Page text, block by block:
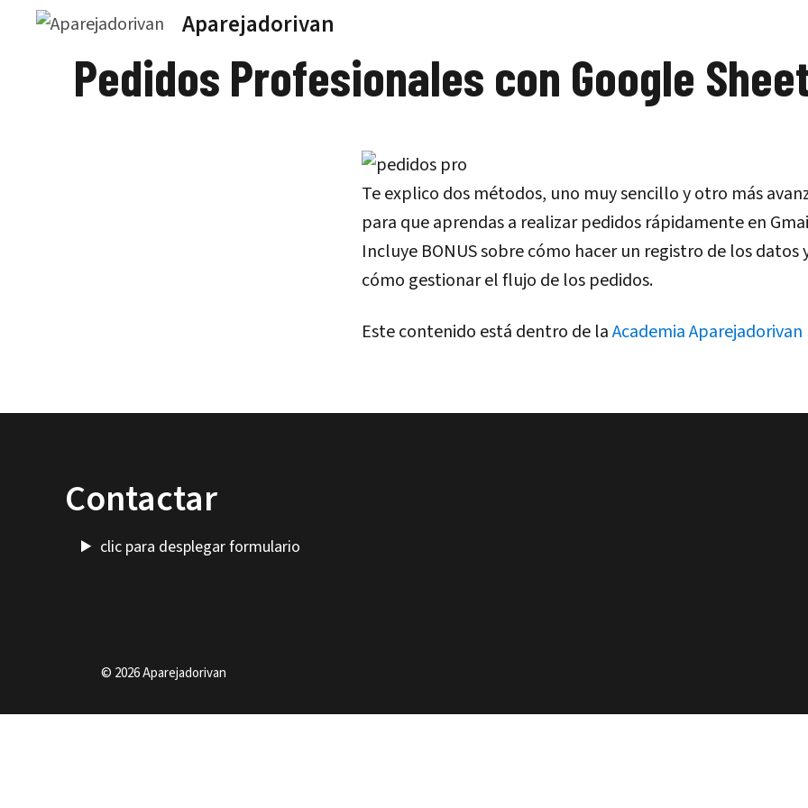
Saltar
Aparejadorivan
Pedidos Profesionales con Google
Te explico dos métodos, uno muy sencillo y otro más
para que aprendas a realizar pedidos rápidamente en
Incluye BONUS sobre cómo hacer un registro de los datos
cómo gestionar el flujo de los pedidos.
Este contenido está dentro de laAcademia Aparejadorivan
Contactar
clic para desplegar formulario
© 2026 Aparejadorivan